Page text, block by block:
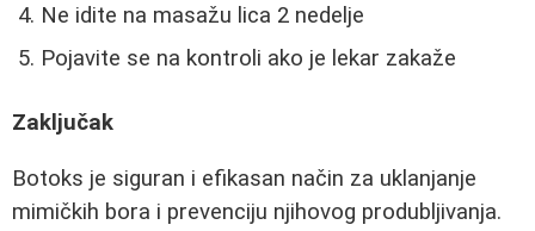
Ne idite na masažu lica 2 nedelje
Pojavite se na kontroli ako je lekar zakaže
Zaključak
Botoks je siguran i efikasan način za uklanjanje
mimičkih bora i prevenciju njihovog produbljivanja.